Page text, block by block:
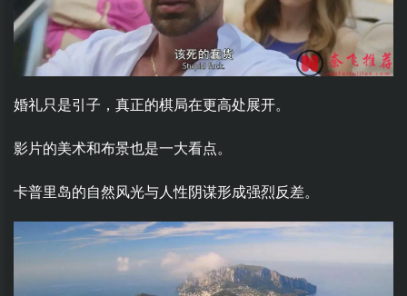
婚礼只是引子，真正的棋局在更高处展开。
影片的美术和布景也是一大看点。
卡普里岛的自然风光与人性阴谋形成强烈反差。